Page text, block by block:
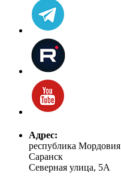
Адрес:
республика Мордовия
Саранск
Северная улица, 5А